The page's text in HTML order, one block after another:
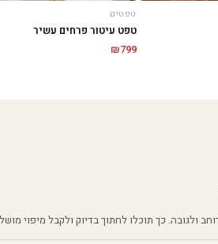
טפטים
טפט עיטור פרחים עשיר
₪799